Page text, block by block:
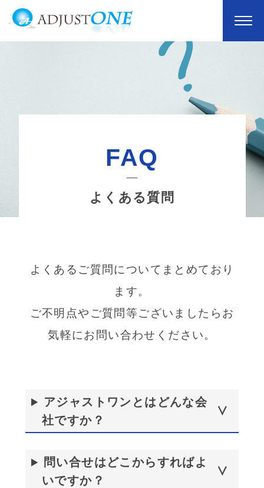
FAQ
よくある質問
よくあるご質問についてまとめており
ます。
ご不明点やご質問等ございましたらお
気軽にお問い合わせください。
アジャストワンとはどんな会
社ですか？
問い合せはどこからすればよ
いですか？